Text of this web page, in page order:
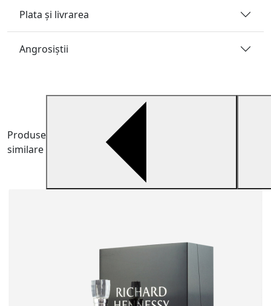
Plata și livrarea
Angrosiştii
Produse
similare